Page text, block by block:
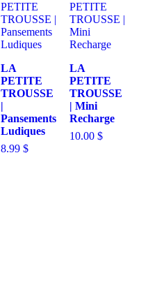
LA
PETITE
TROUSSE
|
Pansements
Ludiques
8.99 $
LA
PETITE
TROUSSE
| Mini
Recharge
10.00 $